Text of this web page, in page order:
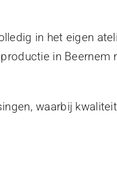
in het eigen
in Beernem
waarbij